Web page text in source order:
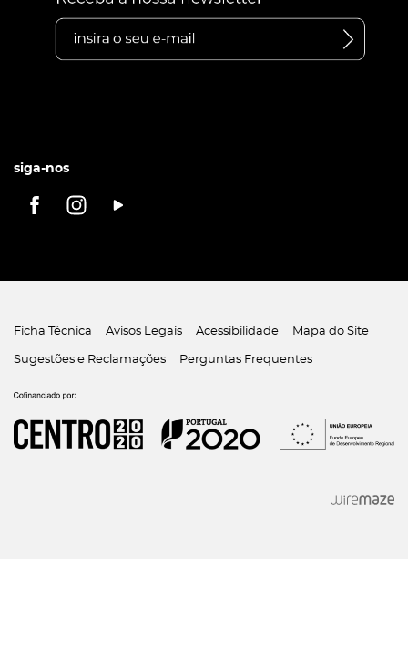
siga-nos
Ficha Técnica Avisos Legais Acessibilidade Mapa do Site
Sugestões e Reclamações Perguntas Frequentes